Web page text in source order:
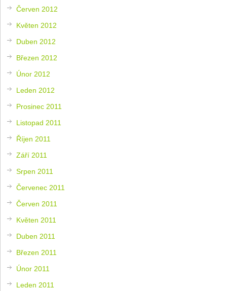
Červen 2012
Květen 2012
Duben 2012
Březen 2012
Únor 2012
Leden 2012
Prosinec 2011
Listopad 2011
Říjen 2011
Září 2011
Srpen 2011
Červenec 2011
Červen 2011
Květen 2011
Duben 2011
Březen 2011
Únor 2011
Leden 2011